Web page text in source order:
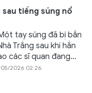
tiếng súng nổ
tay súng đã bị bắn
Trắng sau khi hắn
các sĩ quan đang...
2026 02:26